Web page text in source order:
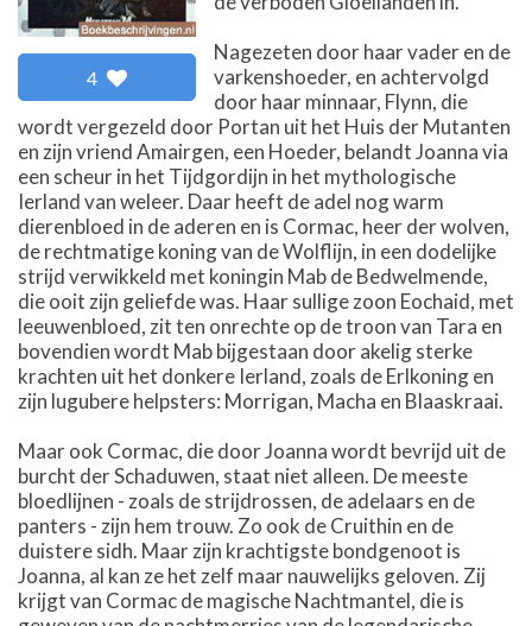
4
Nagezeten door haar vader en de
varkenshoeder, en achtervolgd
door haar minnaar, Flynn, die
wordt vergezeld door Portan uit het Huis der Mutanten
en zijn vriend Amairgen, een Hoeder, belandt Joanna via
een scheur in het Tijdgordijn in het mythologische
Ierland van weleer. Daar heeft de adel nog warm
dierenbloed in de aderen en is Cormac, heer der wolven,
de rechtmatige koning van de Wolflijn, in een dodelijke
strijd verwikkeld met koningin Mab de Bedwelmende,
die ooit zijn geliefde was. Haar sullige zoon Eochaid, met
leeuwenbloed, zit ten onrechte op de troon van Tara en
bovendien wordt Mab bijgestaan door akelig sterke
krachten uit het donkere Ierland, zoals de Erlkoning en
zijn lugubere helpsters: Morrigan, Macha en Blaaskraai.
Maar ook Cormac, die door Joanna wordt bevrijd uit de
burcht der Schaduwen, staat niet alleen. De meeste
bloedlijnen - zoals de strijdrossen, de adelaars en de
panters - zijn hem trouw. Zo ook de Cruithin en de
duistere sidh. Maar zijn krachtigste bondgenoot is
Joanna, al kan ze het zelf maar nauwelijks geloven. Zij
krijgt van Cormac de magische Nachtmantel, die is